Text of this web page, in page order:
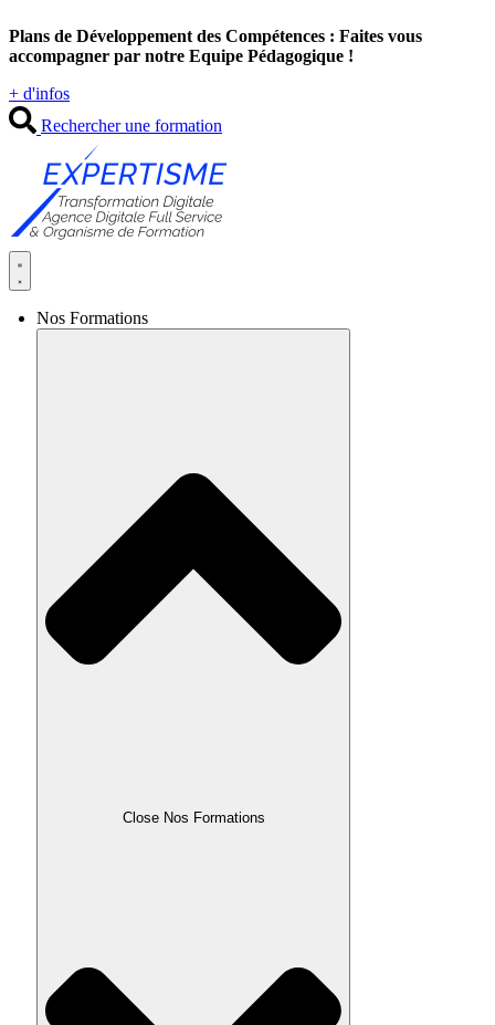
au
contenu
Plans de Développement des Compétences : Faites vous
accompagner par notre Equipe Pédagogique !
+ d'infos
Rechercher une formation
Nos Formations
Close Nos Formations